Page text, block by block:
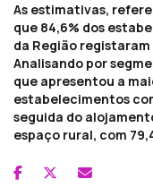
As estimativas,
que 84,6% dos
da Região
Analisando por
que apresentou a
estabelecimentos
seguida do
espaço rural, com